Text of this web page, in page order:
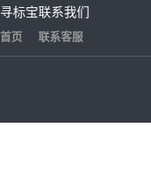
寻标宝
首页
联系我们
联系客服